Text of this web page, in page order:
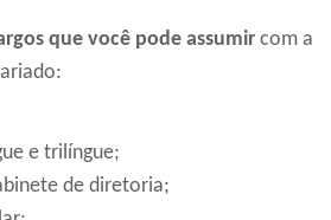
que você pode assumir com a
e trilíngue;
de diretoria;